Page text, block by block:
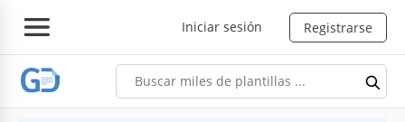
Iniciar sesión Registrarse